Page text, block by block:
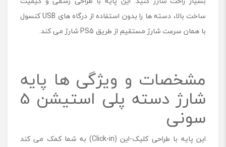
ساخت بالا، دسته ‌ها را بدون استفاده از درگاه ‌های USB کنسول
با همان سرعت شارژ مستقیم از طریق PS5 شارژ می ‌کند.
مشخصات و ویژگی ها پایه
شارژ دسته پلی استیشن 5
سونی
این پایه با طراحی کلیک-این (Click-in) به شما کمک می کند